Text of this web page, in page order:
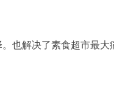
也解决了素食超市